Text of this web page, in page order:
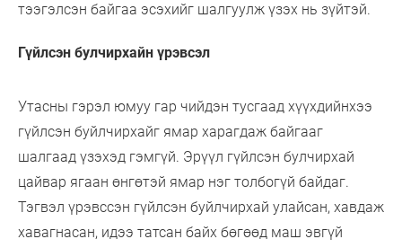
тээгэлсэн байгаа эсэхийг шалгуулж үзэх нь зүйтэй.
Гүйлсэн булчирхайн үрэвсэл
Утасны гэрэл юмуу гар чийдэн тусгаад хүүхдийнхээ
гүйлсэн буйлчирхайг ямар харагдаж байгааг
шалгаад үзэхэд гэмгүй. Эрүүл гүйлсэн булчирхай
цайвар ягаан өнгөтэй ямар нэг толбогүй байдаг.
Тэгвэл үрэвссэн гүйлсэн буйлчирхай улайсан, хавдаж
хавагнасан, идээ татсан байх бөгөөд маш эвгүй